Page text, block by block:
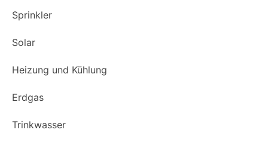
Sprinkler
Solar
Heizung und Kühlung
Erdgas
Trinkwasser